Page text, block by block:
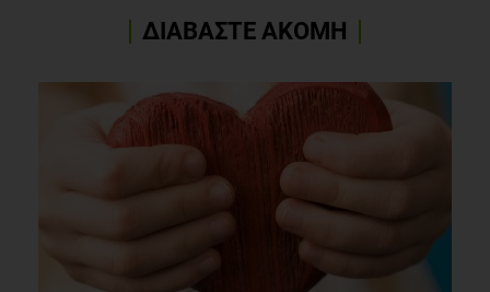
ΔΙΑΒΑΣΤΕ ΑΚΟΜΗ